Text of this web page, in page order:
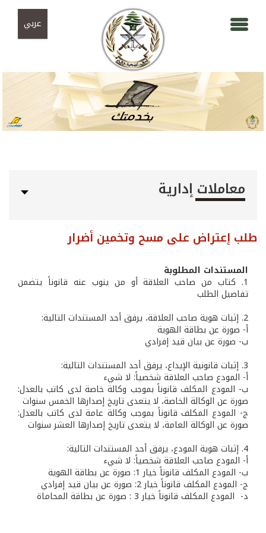
عربي
معاملات إدارية
طلب إعتراض على مسح وتخمين أضرار
المستندات المطلوبة
1. كتاب من صاحب العلاقة أو من ينوب عنه قانوناً يتضمن
تفاصيل الطلب
2. إثبات هوية صاحب العلاقة، يرفق أحد المستندات التالية:
أ‌- صورة عن بطاقة الهوية
ب‌- صورة عن بيان قيد إفرادي
3. إثبات قانونية الإيداع، يرفق أحد المستندات التالية:
‌أ- المودع صاحب العلاقة شخصياً: لا شيء
‌ب- المودع المكلف قانوناً بموجب وكالة خاصة لدى كاتب بالعدل:
صورة عن الوكالة الخاصة، لا يتعدى تاريخ إصدارها الخمس سنوات
‌ج- المودع المكلف قانوناً بموجب وكالة عامة لدى كاتب بالعدل:
صورة عن الوكالة العامة، لا يتعدى تاريخ إصدارها العشر سنوات
4. إثبات هوية المودع، يرفق أحد المستندات التالية:
‌أ- المودع صاحب العلاقة شخصياً: لا شيء
‌ب- المودع المكلف قانوناً خيار 1: صورة عن بطاقة الهوية
‌ج- المودع المكلف قانوناً خيار 2: صورة عن بيان قيد إفرادي
د- المودع المكلف قانوناً خيار 3 : صورة عن بطاقة المحاماة